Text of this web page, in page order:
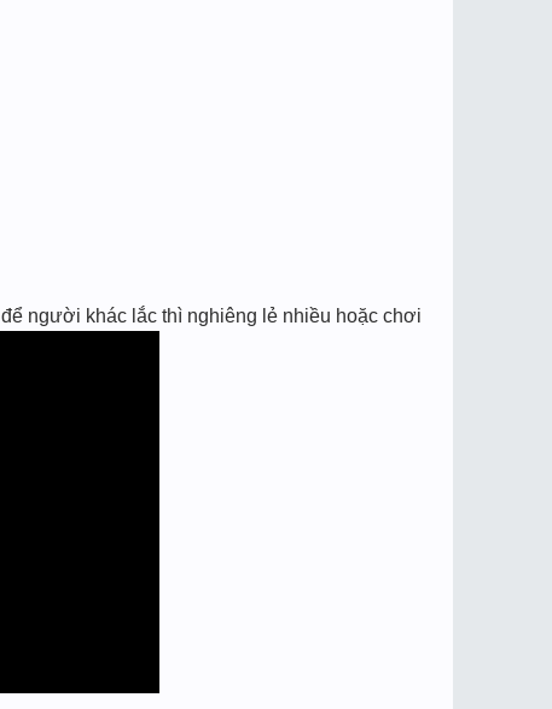
người khác lắc thì nghiêng lẻ nhiều hoặc chơi